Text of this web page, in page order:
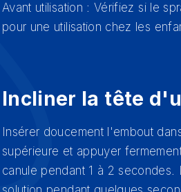
Avant utilisation : Vérifiez si le
pour une utilisation chez les
Incliner la tête
Insérer doucement l'embout
supérieure et appuyer
canule pendant 1 à 2 secondes.